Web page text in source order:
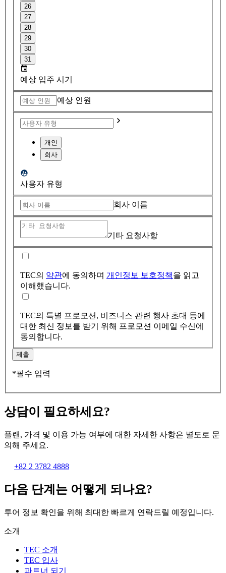
26
27
28
29
30
31
예상 입주 시기
예상 인원
개인
회사
사용자 유형
회사 이름
기타 요청사항
TEC의 약관에 동의하며 개인정보 보호정책을 읽고
이해했습니다.
TEC의 특별 프로모션, 비즈니스 관련 행사 초대 등에
대한 최신 정보를 받기 위해 프로모션 이메일 수신에
동의합니다.
제출
*필수 입력
상담이 필요하세요?
플랜, 가격 및 이용 가능 여부에 대한 자세한 사항은 별도로 문
의해 주세요.
+82 2 3782 4888
다음 단계는 어떻게 되나요?
투어 정보 확인을 위해 최대한 빠르게 연락드릴 예정입니다.
소개
TEC 소개
TEC 입사
파트너 되기